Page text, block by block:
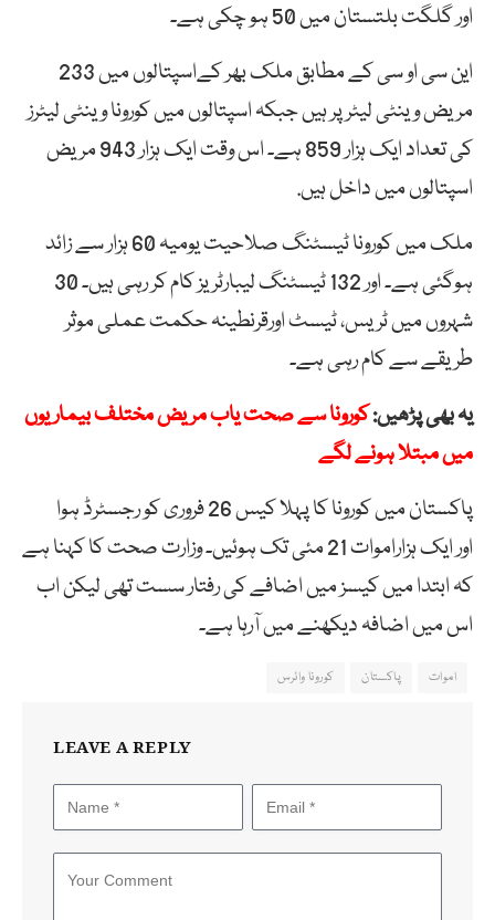
اور گلگت بلتستان میں 50 ہو چکی ہے۔
این سی او سی کے مطابق ‏ملک بھر کےاسپتالوں میں 233
مریض وینٹی لیٹر پر ہیں جبکہ اسپتالوں میں کورونا وینٹی لیٹرز
کی تعداد ایک ہزار 859 ہے۔ اس وقت ایک ہزار 943 مریض
اسپتالوں میں داخل ہیں.
ملک میں کورونا ٹیسٹنگ صلاحیت یومیہ 60 ہزار سے زائد
ہوگئی ہے۔ اور 132 ٹیسٹنگ لیبارٹریز کام کر رہی ہیں۔ 30
شہروں میں ٹریس، ٹیسٹ اورقرنطینہ حکمت عملی موثر
طریقے سے کام رہی ہے۔
یہ بھی پڑھیں:کورونا سے صحت یاب مریض مختلف بیماریوں
میں مبتلا ہونے لگے
پاکستان میں کورونا کا پہلا کیس 26 فروری کو رجسٹرڈ ہوا
اور ایک ہزاراموات 21 مئی تک ہوئیں۔ وزارت صحت کا کہنا ہے
کہ ابتدا میں کیسز میں اضافے کی رفتار سست تھی لیکن اب
اس میں اضافہ دیکھنے میں آرہا ہے۔
اموات پاکستان کورونا وائرس
LEAVE A REPLY